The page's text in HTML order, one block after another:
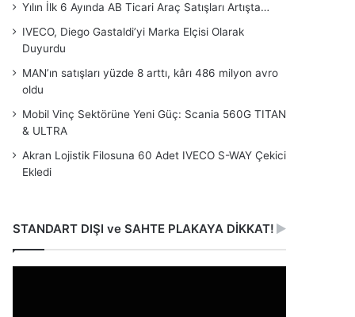
Yılın İlk 6 Ayında AB Ticari Araç Satışları Artışta…
IVECO, Diego Gastaldi’yi Marka Elçisi Olarak
Duyurdu
MAN’ın satışları yüzde 8 arttı, kârı 486 milyon avro
oldu
Mobil Vinç Sektörüne Yeni Güç: Scania 560G TITAN
& ULTRA
Akran Lojistik Filosuna 60 Adet IVECO S-WAY Çekici
Ekledi
STANDART DIŞI ve SAHTE PLAKAYA DİKKAT!